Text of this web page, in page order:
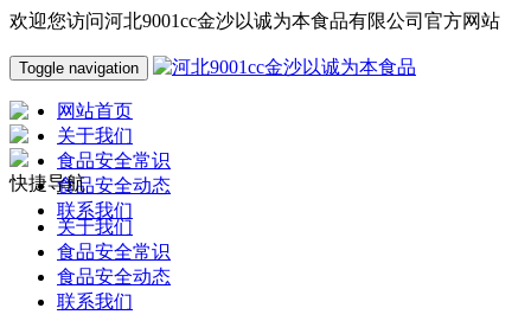
欢迎您访问河北9001cc金沙以诚为本食品有限公司官方网站
Toggle navigation
网站首页
关于我们
食品安全常识
食品安全动态
联系我们
快捷导航
关于我们
食品安全常识
食品安全动态
联系我们